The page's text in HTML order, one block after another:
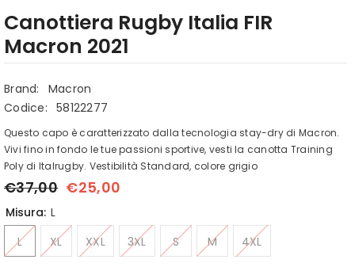
Canottiera Rugby Italia FIR
Macron 2021
Brand:
Macron
Codice: 58122277
Questo capo è caratterizzato dalla tecnologia stay-dry di Macron.
Vivi fino in fondo le tue passioni sportive, vesti la canotta Training
Poly di Italrugby. Vestibilità Standard, colore grigio
€37,00 €25,00
Misura: L
L
XL XXL 3XL S M 4XL